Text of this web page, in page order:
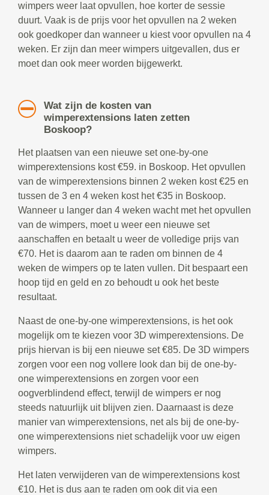
wimpers weer laat opvullen, hoe korter de sessie
duurt. Vaak is de prijs voor het opvullen na 2 weken
ook goedkoper dan wanneer u kiest voor opvullen na 4
weken. Er zijn dan meer wimpers uitgevallen, dus er
moet dan ook meer worden bijgewerkt.
Wat zijn de kosten van
wimperextensions laten zetten
Boskoop?
Het plaatsen van een nieuwe set one-by-one
wimperextensions kost €59. in Boskoop. Het opvullen
van de wimperextensions binnen 2 weken kost €25 en
tussen de 3 en 4 weken kost het €35 in Boskoop.
Wanneer u langer dan 4 weken wacht met het opvullen
van de wimpers, moet u weer een nieuwe set
aanschaffen en betaalt u weer de volledige prijs van
€70. Het is daarom aan te raden om binnen de 4
weken de wimpers op te laten vullen. Dit bespaart een
hoop tijd en geld en zo behoudt u ook het beste
resultaat.
Naast de one-by-one wimperextensions, is het ook
mogelijk om te kiezen voor 3D wimperextensions. De
prijs hiervan is bij een nieuwe set €85. De 3D wimpers
zorgen voor een nog vollere look dan bij de one-by-
one wimperextensions en zorgen voor een
oogverblindend effect, terwijl de wimpers er nog
steeds natuurlijk uit blijven zien. Daarnaast is deze
manier van wimperextensions, net als bij de one-by-
one wimperextensions niet schadelijk voor uw eigen
wimpers.
Het laten verwijderen van de wimperextensions kost
€10. Het is dus aan te raden om ook dit via een